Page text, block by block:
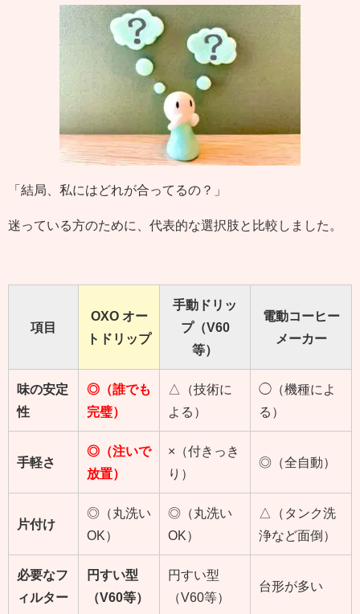
「結局、私にはどれが合ってるの？」
迷っている方のために、代表的な選択肢と比較しました。
項目
OXO オー
トドリップ
手動ドリッ
プ（V60
等）
電動コーヒー
メーカー
味の安定
性
◎（誰でも
完璧）
△（技術に
よる）
◯（機種によ
る）
手軽さ
◎（注いで
放置）
×（付きっき
り）
◎（全自動）
片付け
◎（丸洗い
OK）
◎（丸洗い
OK）
△（タンク洗
浄など面倒）
必要なフ
ィルター
円すい型
（V60等）
円すい型
（V60等）
台形が多い